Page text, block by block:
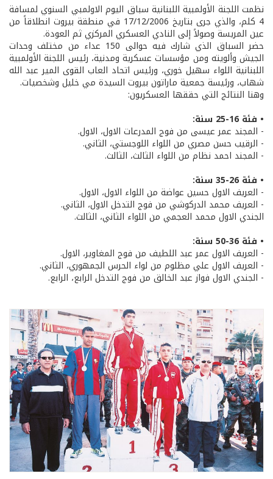
نظمت اللجنة الأولمبية اللبنانية سباق اليوم الاولمبي السنوي لمسافة
4 كلم، والذي جرى بتاريخ 17/12/2006 في منطقة بيروت انطلاقاً من
عين المريسة وصولاً إلى النادي العسكري المركزي ثم العودة.
حضر السباق الذي شارك فيه حوالى 150 عداء من مختلف وحدات
الجيش وألويته ومن مؤسسات عسكرية ومدنية، رئيس اللجنة الأولمبية
اللبنانية اللواء سهيل خوري، ورئيس اتحاد العاب القوى المير عبد الله
شهاب، ورئيسة جمعية ماراتون بيروت السيدة مي خليل وشخصيات.
وهنا النتائج التي حققها العسكريون:
• فئة 16-25 سنة:
- المجند عمر عيسى من فوج المدرعات الاول، الاول.
- الرقيب حسن مصري من اللواء اللوجستي، الثاني.
- المجند احمد نظام من اللواء الثالث، الثالث.
• فئة 26-35 سنة:
- العريف الاول حسين عواضة من اللواء الاول، الاول.
- العريف محمد الدركوشي من فوج التدخل الاول، الثاني.
الجندي الاول محمد العجمي من اللواء الثاني، الثالث.
• فئة 36-50 سنة:
- العريف الاول عمر عبد اللطيف من فوج المغاوير، الاول.
- العريف الاول علي مظلوم من لواء الحرس الجمهوري، الثاني.
- الجندي الاول فواز عبد الخالق من فوج التدخل الرابع، الرابع.